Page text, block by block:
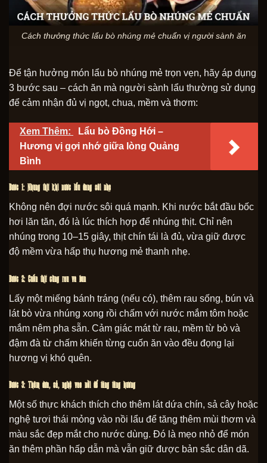
Cách thưởng thức lẩu bò nhúng mẻ chuẩn vị người sành ăn
Để tận hưởng món lẩu bò nhúng mẻ trọn vẹn, hãy áp dụng
3 bước sau – cách ăn mà người sành lẩu thường sử dụng
để cảm nhận đủ vị ngọt, chua, mềm và thơm:
Xem Thêm:
Lẩu bò Đồng Hới –
Hương vị gợi nhớ giữa lòng Quảng
Bình
Bước 1: Nhúng thịt khi nước lẩu đang sôi nhẹ
Không nên đợi nước sôi quá mạnh. Khi nước bắt đầu bốc
hơi lăn tăn, đó là lúc thích hợp để nhúng thịt. Chỉ nên
nhúng trong 10–15 giây, thịt chín tái là đủ, vừa giữ được
độ mềm vừa hấp thụ hương mẻ thanh nhẹ.
Bước 2: Cuốn thịt cùng rau và bún
Lấy một miếng bánh tráng (nếu có), thêm rau sống, bún và
lát bò vừa nhúng xong rồi chấm với nước mắm tôm hoặc
mắm nêm pha sẵn. Cảm giác mát từ rau, mềm từ bò và
đậm đà từ chấm khiến từng cuốn ăn vào đều đọng lại
hương vị khó quên.
Bước 3: Thêm dứa, sả, nghệ vào nồi để tăng tầng hương
Một số thực khách thích cho thêm lát dứa chín, sả cây hoặc
nghệ tươi thái mỏng vào nồi lẩu để tăng thêm mùi thơm và
màu sắc đẹp mắt cho nước dùng. Đó là mẹo nhỏ để món
ăn thêm phần hấp dẫn mà vẫn giữ được bản sắc dân dã.